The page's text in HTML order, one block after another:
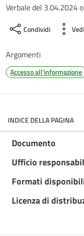
Verbale del 3.04.2024
Condividi
Argomenti
Accesso all'informazione
INDICE DELLA PAGINA
Documento
Ufficio
Formati
Licenza di